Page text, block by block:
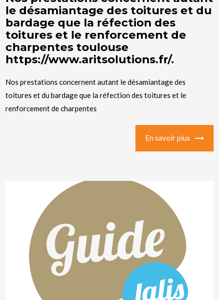
le désamiantage des toitures et du
bardage que la réfection des
toitures et le renforcement de
charpentes toulouse
https://www.aritsolutions.fr/.
Nos prestations concernent autant le désamiantage des
toitures et du bardage que la réfection des toitures et le
renforcement de charpentes
En savoir plus